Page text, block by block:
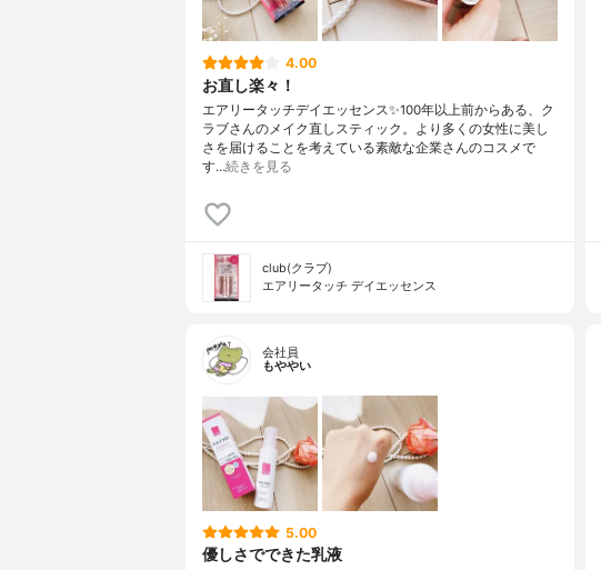
4.00
お直し楽々！
エアリータッチデイエッセンス✨100年以上前からある、ク
ラブさんのメイク直しスティック。より多くの女性に美し
さを届けることを考えている素敵な企業さんのコスメで
す…続きを見る
club(クラブ)
エアリータッチ デイエッセンス
会社員
もややい
5.00
優しさでできた乳液